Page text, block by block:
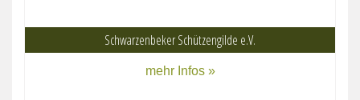
Schwarzenbeker Schützengilde e.V.
mehr Infos »